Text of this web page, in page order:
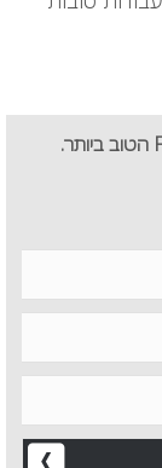
רוצים לדעת עוד? במכללת סלע קורס Full Stack הטוב ביותר.